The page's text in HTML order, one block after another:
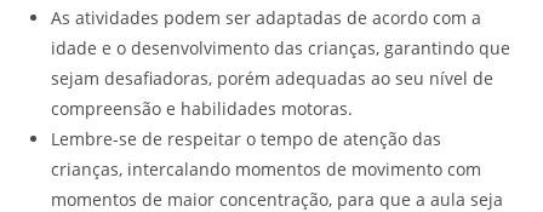
As atividades podem ser adaptadas de acordo com a
idade e o desenvolvimento das crianças, garantindo que
sejam desafiadoras, porém adequadas ao seu nível de
compreensão e habilidades motoras.
Lembre-se de respeitar o tempo de atenção das
crianças, intercalando momentos de movimento com
momentos de maior concentração, para que a aula seja